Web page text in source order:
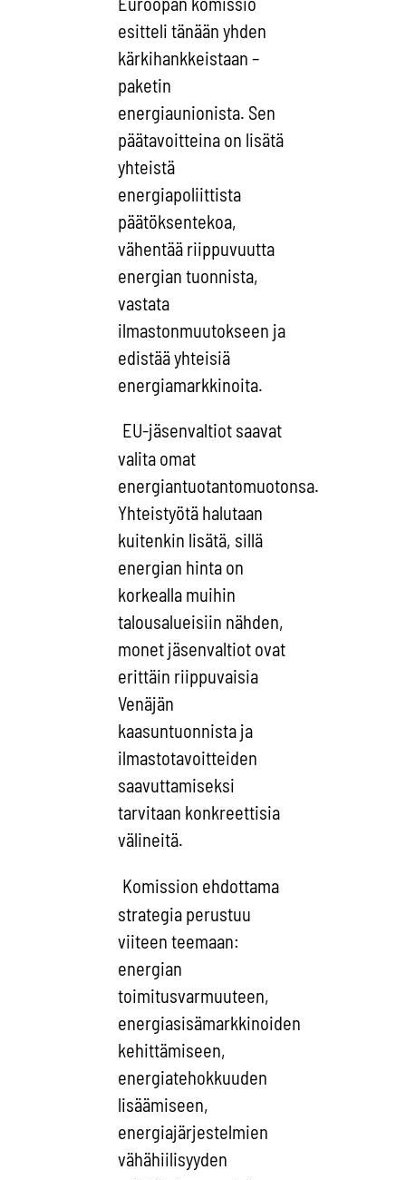
esitteli tänään yhden
kärkihankkeistaan –
paketin
energiaunionista. Sen
päätavoitteina on lisätä
yhteistä
energiapoliittista
päätöksentekoa,
vähentää riippuvuutta
energian tuonnista,
vastata
ilmastonmuutokseen ja
edistää yhteisiä
energiamarkkinoita.
EU-jäsenvaltiot saavat
valita omat
energiantuotantomuotonsa.
Yhteistyötä halutaan
kuitenkin lisätä, sillä
energian hinta on
korkealla muihin
talousalueisiin nähden,
monet jäsenvaltiot ovat
erittäin riippuvaisia
Venäjän
kaasuntuonnista ja
ilmastotavoitteiden
saavuttamiseksi
tarvitaan konkreettisia
välineitä.
Komission ehdottama
strategia perustuu
viiteen teemaan:
energian
toimitusvarmuuteen,
energiasisämarkkinoiden
kehittämiseen,
energiatehokkuuden
lisäämiseen,
energiajärjestelmien
vähähiilisyyden